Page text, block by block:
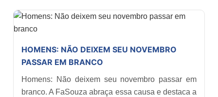
HOMENS: NÃO DEIXEM SEU NOVEMBRO
PASSAR EM BRANCO
Homens: Não deixem seu novembro passar em
branco. A FaSouza abraça essa causa e destaca a